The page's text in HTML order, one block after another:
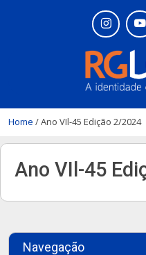
Home /Ano VIl-45 Edição 2/2024
Ano VIl-45
Navegação